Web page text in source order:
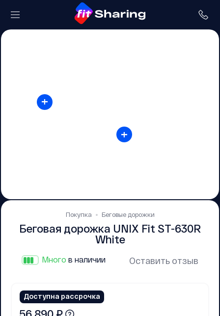
+
+
Покупка Беговые дорожки
Беговая дорожка UNIX Fit ST-630R
White
Много в наличии Оставить отзыв
Доступна рассрочка